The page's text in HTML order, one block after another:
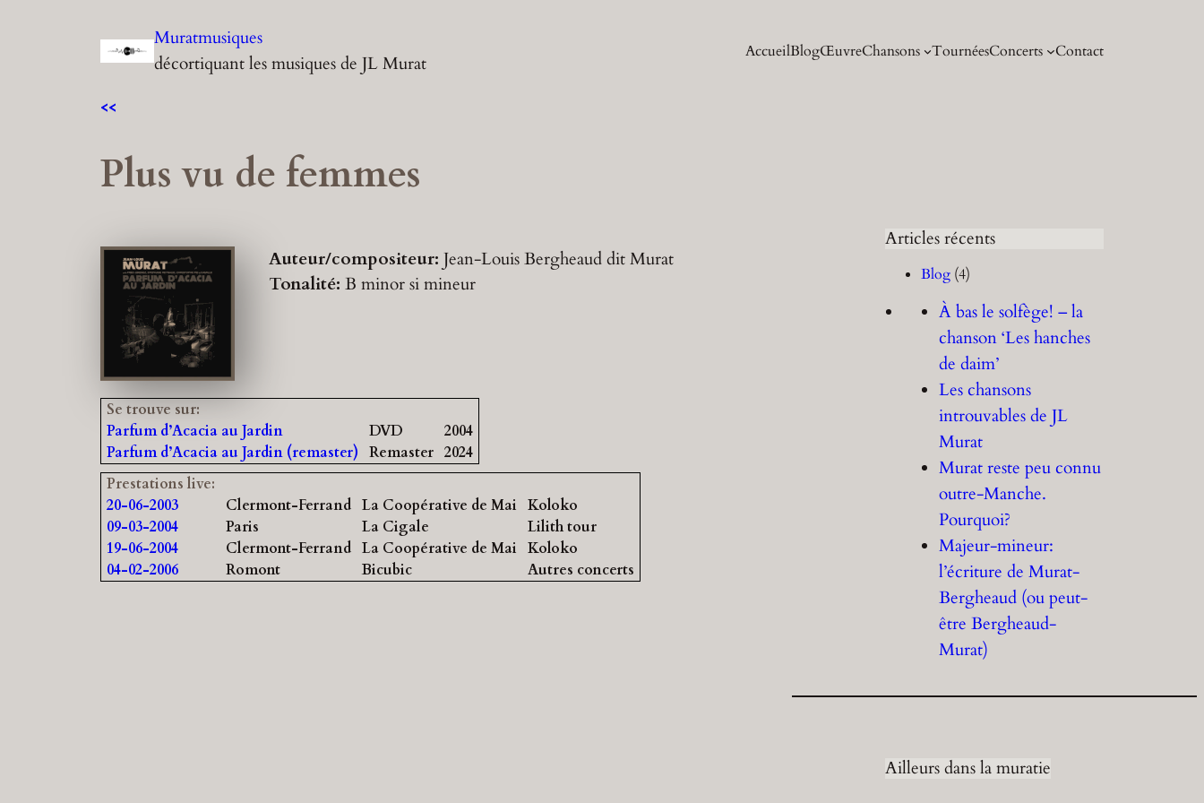
Muratmusiques
décortiquant les musiques de JL Murat
AccueilBlogŒuvreChansons TournéesConcerts Contact
<<
Plus vu de femmes
Auteur/compositeur:Jean-Louis Bergheaud dit Murat
Tonalité:B minor si mineur
Se trouve sur:
Parfum d’Acacia au Jardin
DVD
2004
Parfum d’Acacia au Jardin (remaster) Remaster 2024
Prestations live:
20-06-2003
Clermont-Ferrand La Coopérative de Mai Koloko
09-03-2004
Paris La Cigale
Lilith tour
19-06-2004
Clermont-Ferrand La Coopérative de Mai Koloko
04-02-2006
Romont Bicubic Autres concerts
Articles récents
Blog (4)
À bas le solfège! – la
chanson ‘Les hanches
de daim’
Les chansons
introuvables de JL
Murat
Murat reste peu connu
outre-Manche.
Pourquoi?
Majeur-mineur:
l’écriture de Murat-
Bergheaud (ou peut-
être Bergheaud-
Murat)
Ailleurs dans la muratie